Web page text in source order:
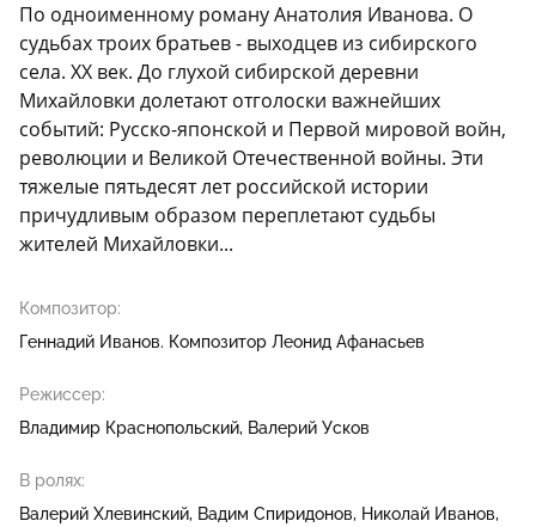
По одноименному роману Анатолия Иванова. О
судьбах троих братьев - выходцев из сибирского
села. XX век. До глухой сибирской деревни
Михайловки долетают отголоски важнейших
событий: Русско-японской и Первой мировой войн,
революции и Великой Отечественной войны. Эти
тяжелые пятьдесят лет российской истории
причудливым образом переплетают судьбы
жителей Михайловки...
Композитор:
Геннадий Иванов. Композитор Леонид Афанасьев
Режиссер:
Владимир Краснопольский Валерий Усков
В ролях:
Валерий Хлевинский Вадим Спиридонов
Николай Иванов